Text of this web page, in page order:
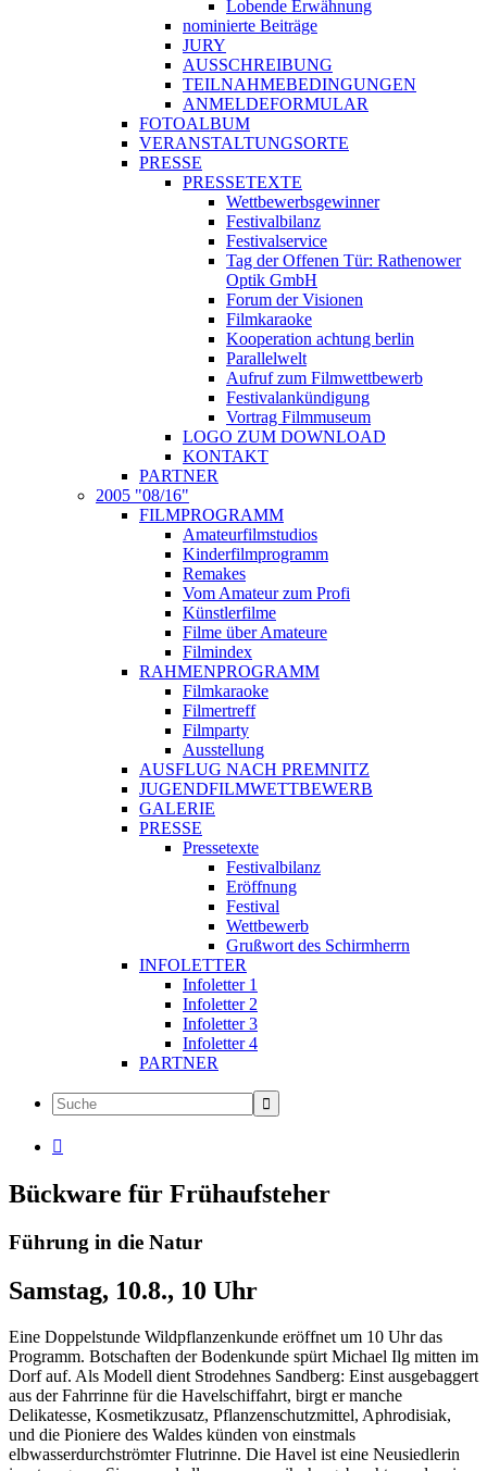
Lobende Erwähnung
nominierte Beiträge
JURY
AUSSCHREIBUNG
TEILNAHMEBEDINGUNGEN
ANMELDEFORMULAR
FOTOALBUM
VERANSTALTUNGSORTE
PRESSE
PRESSETEXTE
Wettbewerbsgewinner
Festivalbilanz
Festivalservice
Tag der Offenen Tür: Rathenower
Optik GmbH
Forum der Visionen
Filmkaraoke
Kooperation achtung berlin
Parallelwelt
Aufruf zum Filmwettbewerb
Festivalankündigung
Vortrag Filmmuseum
LOGO ZUM DOWNLOAD
KONTAKT
PARTNER
2005 "08/16"
FILMPROGRAMM
Amateurfilmstudios
Kinderfilmprogramm
Remakes
Vom Amateur zum Profi
Künstlerfilme
Filme über Amateure
Filmindex
RAHMENPROGRAMM
Filmkaraoke
Filmertreff
Filmparty
Ausstellung
AUSFLUG NACH PREMNITZ
JUGENDFILMWETTBEWERB
GALERIE
PRESSE
Pressetexte
Festivalbilanz
Eröffnung
Festival
Wettbewerb
Grußwort des Schirmherrn
INFOLETTER
Infoletter 1
Infoletter 2
Infoletter 3
Infoletter 4
PARTNER

Bückware für Frühaufsteher
Führung in die Natur
Samstag, 10.8., 10 Uhr
Eine Doppelstunde Wildpflanzenkunde eröffnet um 10 Uhr das
Programm. Botschaften der Bodenkunde spürt Michael Ilg mitten im
Dorf auf. Als Modell dient Strodehnes Sandberg: Einst ausgebaggert
aus der Fahrrinne für die Havelschiffahrt, birgt er manche
Delikatesse, Kosmetikzusatz, Pflanzenschutzmittel, Aphrodisiak,
und die Pioniere des Waldes künden von einstmals
elbwasserdurchströmter Flutrinne. Die Havel ist eine Neusiedlerin